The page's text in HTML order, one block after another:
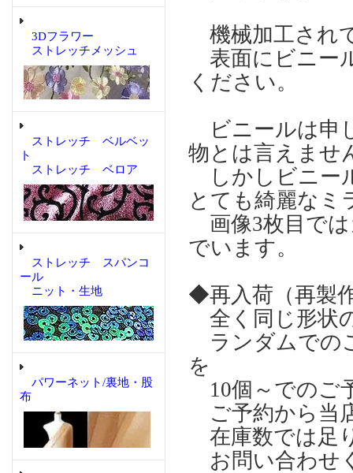
3Dフラワー
ストレッチメッシュ
ストレッチ ベルベッ
ト
ストレッチ ベロア
ストレッチ スパンコ
ール
ニット・生地
パワーネット/裏地・股
布
機械加工され
表面にビニー
ください。
ビニールは申
物とは言えませ
しかしビニー
とても綺麗なミ
画像3枚目では
でいます。
◆再入荷（再
全く同じ形状
ランダムでの
を
10個～でのご
ご予約から当
在庫数では足
お問い合わ